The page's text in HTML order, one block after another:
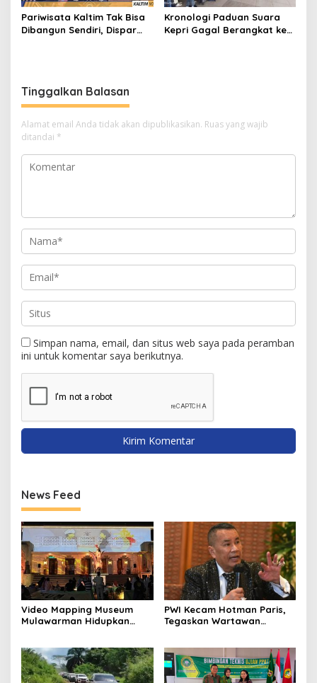
Pariwisata Kaltim Tak Bisa
Dibangun Sendiri, Dispar
Kronologi Paduan Suara
Kepri Gagal Berangkat ke
Tinggalkan Balasan
Alamat email Anda tidak akan dipublikasikan. Ruas yang wajib
ditandai *
Simpan nama, email, dan situs web saya pada peramban
ini untuk komentar saya berikutnya.
News Feed
Video Mapping Museum
Mulawarman Hidupkan
PWI Kecam Hotman Paris,
Tegaskan Wartawan